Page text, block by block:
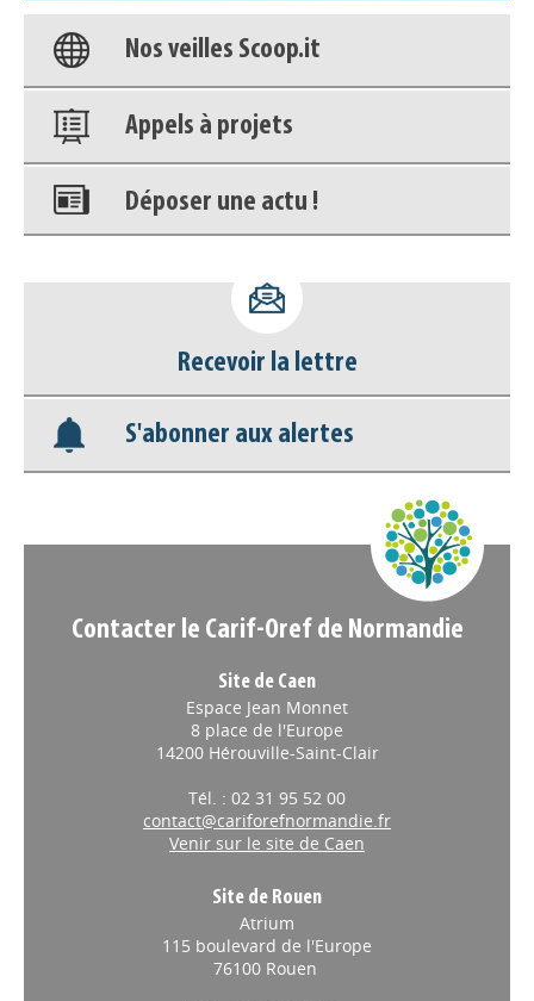
Nos veilles Scoop.it
Appels à projets
Déposer une actu !
déconnecter)
Base documentaire
Nos veilles Scoop.it
Recevoir la lettre
S'abonner aux alertes
Contacter le Carif-Oref de Normandie
Site de Caen
Espace Jean Monnet
8 place de l'Europe
14200 Hérouville-Saint-Clair
Tél. : 02 31 95 52 00
contact@cariforefnormandie.fr
Venir sur le site de Caen
Site de Rouen
Atrium
115 boulevard de l'Europe
76100 Rouen